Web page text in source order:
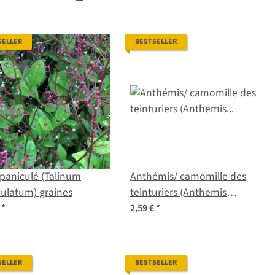
(Talinum
graines
*
BESTSELLER
Anthémis/ camomille des
teinturiers (Anthemis
tinctoria) graines
2,59 €*
BESTSELLER